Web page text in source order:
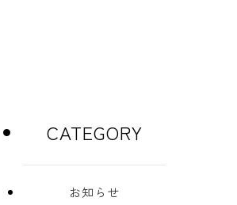
CATEGORY
お知らせ